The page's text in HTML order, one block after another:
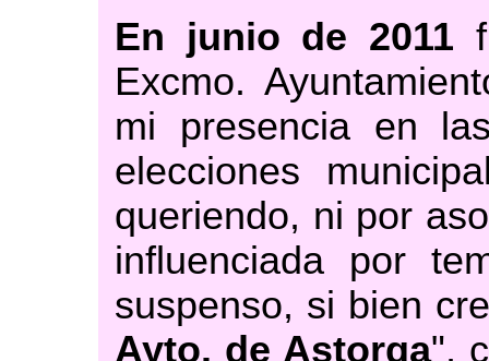
En junio de 2011
Excmo.
mi presencia en
elecciones
queriendo, ni por
influenciada por
suspenso, si bien
Ayto. de Astorga",